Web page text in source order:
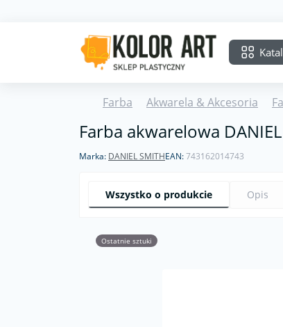
Farba Akwarela & Akcesoria
Farba akwarelowa
Marka: DANIEL SMITHEAN:743162014743
Wszystko o produkcie Opis
Ostatnie sztuki